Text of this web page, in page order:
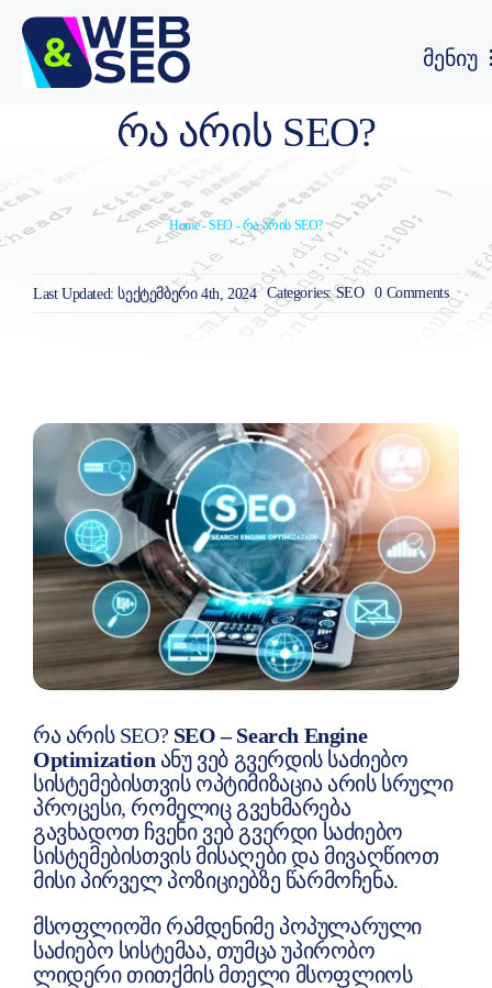
Skip
content
მენიუ
ვებ გვერდის SEO ოპტიმიზაცია
ვებ გვერდის დამზადება
ჩვენ შესახებ
FAQ
მოგვწერეთ
ᲠᲐ ᲐᲠᲘᲡ SEO?
Home-SEO -რა არის SEO?
Last Updated: სექტემბერი 4th, 2024 Categories:SEO 0 Commentson
რა
რა არის SEO? SEO – Search Engine
Optimization ანუ ვებ გვერდის საძიებო
სისტემებისთვის ოპტიმიზაცია არის სრული
პროცესი, რომელიც გვეხმარება
გავხადოთ ჩვენი ვებ გვერდი საძიებო
სისტემებისთვის მისაღები და მივაღწიოთ
მისი პირველ პოზიციებზე წარმოჩენა.
მსოფლიოში რამდენიმე პოპულარული
საძიებო სისტემაა, თუმცა უპირობო
ლიდერი თითქმის მთელი მსოფლიოს